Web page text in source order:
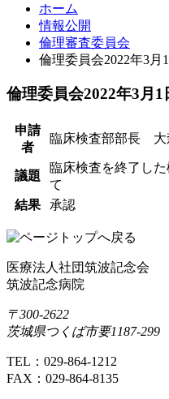
ホーム
情報公開
倫理審査委員会
倫理委員会2022年3月1
倫理委員会2022年3月1
申請
者
臨床検査部部長 大
議題
臨床検査を終了し
て
結果
承認
医療法人社団筑波記念会
筑波記念病院
〒300-2622
茨城県つくば市要1187-299
TEL：029-864-1212
FAX：029-864-8135